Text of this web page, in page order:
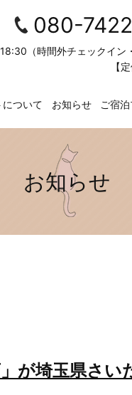
080-
（時間外チェックイン
【
について お知らせ ご宿
お知らせ
が埼玉県さい